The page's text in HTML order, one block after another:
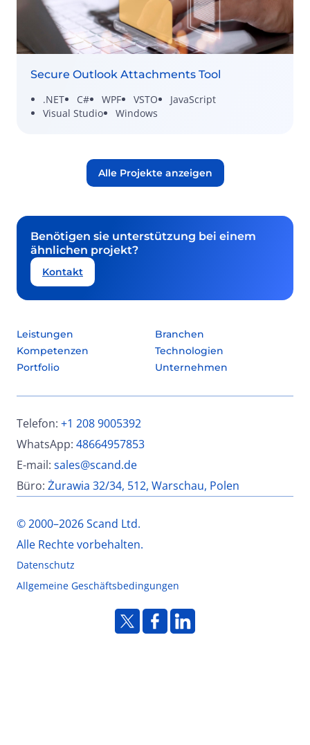
Secure Outlook Attachments Tool
.NET
C# WPF VSTO
JavaScript
Visual Studio
Windows
Alle Projekte anzeigen
Benötigen sie unterstützung bei einem
ähnlichen projekt?
Kontakt
Leistungen
Branchen
Kompetenzen
Technologien
Portfolio
Unternehmen
© 2000–2026 Scand Ltd.
Alle Rechte vorbehalten.
Datenschutz
Allgemeine Geschäftsbedingungen
Telefon: +1 208 9005392
WhatsApp: 48664957853
E-mail: sales@scand.de
Büro: Żurawia 32/34, 512, Warschau, Polen